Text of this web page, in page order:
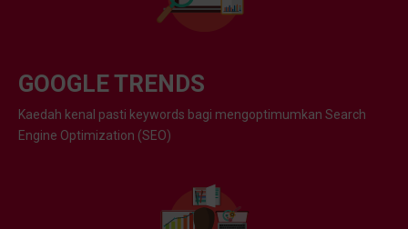
GOOGLE TRENDS
Kaedah kenal pasti keywords bagi mengoptimumkan Search
Engine Optimization (SEO)